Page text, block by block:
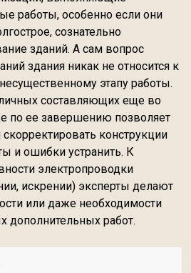
работы, особенно если они
сознательно
зданий. А сам вопрос
здания никак не относится к
этапу работы.
составляющих еще во
по ее завершению позволяет
конструкции
и ошибки устранить. К
электропроводки
искрении) эксперты делают
или даже необходимости
дополнительных работ.